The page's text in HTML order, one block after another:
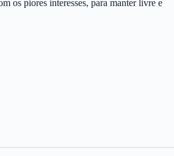
os piores interesses, para manter livre e